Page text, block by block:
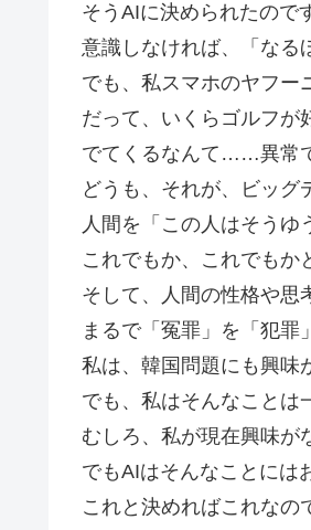
そうAIに決められたので
意識しなければ、「なる
でも、私スマホのヤフー
だって、いくらゴルフが
でてくるなんて……異常
どうも、それが、ビッグ
人間を「この人はそうゆ
これでもか、これでもか
そして、人間の性格や思
まるで「冤罪」を「犯罪
私は、韓国問題にも興味
でも、私はそんなことは
むしろ、私が現在興味が
でもAIはそんなことには
これと決めればこれなの